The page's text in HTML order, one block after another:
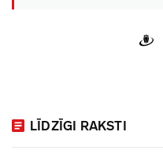
LĪDZĪGI RAKSTI